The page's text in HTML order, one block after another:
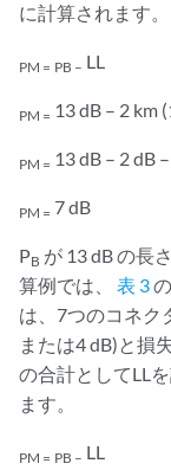
に計算されます。
PM = PB – LL
PM = 13 dB – 2 km
PM = 13 dB – 2 dB
PM = 7 dB
PB が 13 dB の長
算例では、 表 3
は、7つのコネク
または4 dB)と損
の合計としてLLを
ます。
PM = PB – LL